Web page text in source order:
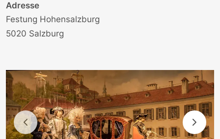
Adresse
Festung Hohensalzburg
5020 Salzburg